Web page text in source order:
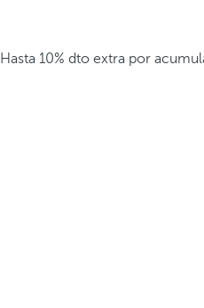
Hasta 10% dto extra por